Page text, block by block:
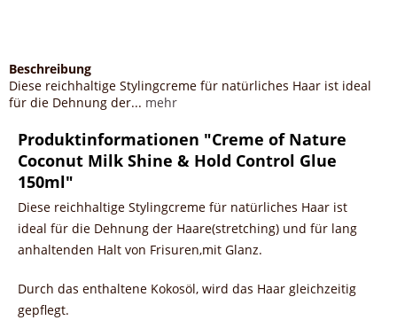
Beschreibung
Diese reichhaltige Stylingcreme für natürliches Haar ist ideal
für die Dehnung der... mehr
Produktinformationen "Creme of Nature
Coconut Milk Shine & Hold Control Glue
150ml"
Diese reichhaltige Stylingcreme für natürliches Haar ist
ideal für die Dehnung der Haare(stretching) und für lang
anhaltenden Halt von Frisuren,mit Glanz.
Durch das enthaltene Kokosöl, wird das Haar gleichzeitig
gepflegt.